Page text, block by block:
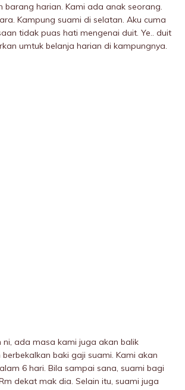
barang harian. Kami ada anak seorang.
Kampung suami di selatan. Aku cuma
tidak puas hati mengenai duit. Ye.. duit
umtuk belanja harian di kampungnya.
ada masa kami juga akan balik
baki gaji suami. Kami akan
6 hari. Bila sampai sana, suami bagi
dekat mak dia. Selain itu, suami juga